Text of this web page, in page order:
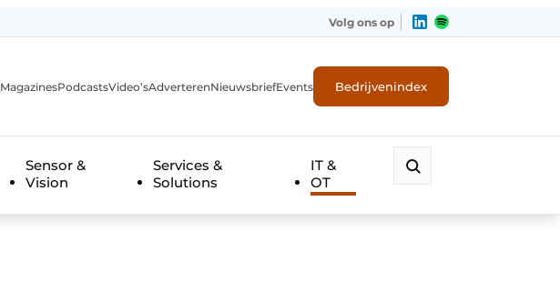
Volg ons op
MagazinesPodcastsVideo’sAdverterenNieuwsbriefEvents Bedrijvenindex
Sensor &
Vision
Services &
Solutions
IT &
OT